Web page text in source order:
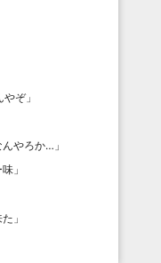
やぞ」
んやろか… 」
味 」
」